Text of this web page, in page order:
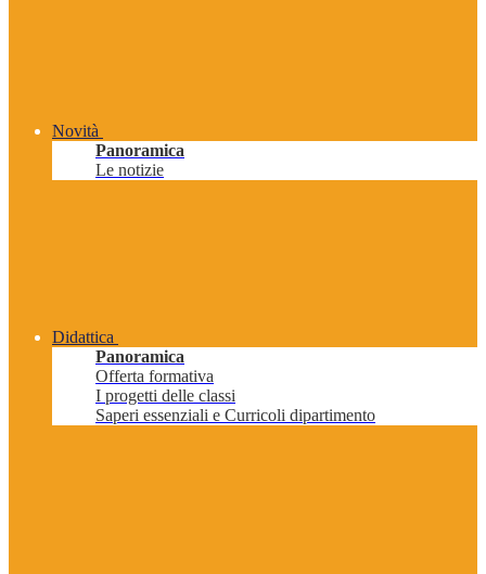
Novità
Panoramica
Le notizie
Didattica
Panoramica
Offerta formativa
I progetti delle classi
Saperi essenziali e Curricoli dipartimento